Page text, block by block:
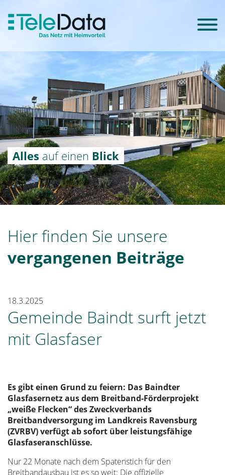
Alles auf einen Blick
Hier finden Sie unsere
vergangenen Beiträge
18.3.2025
Gemeinde Baindt surft jetzt
mit Glasfaser
Es gibt einen Grund zu feiern: Das Baindter
Glasfasernetz aus dem Breitband-Förderprojekt
„weiße Flecken“ des Zweckverbands
Breitbandversorgung im Landkreis Ravensburg
(ZVRBV) verfügt ab sofort über leistungsfähige
Glasfaseranschlüsse.
Nur 22 Monate nach dem Spatenstich für den
Breitbandausbau ist es so weit: Die offizielle